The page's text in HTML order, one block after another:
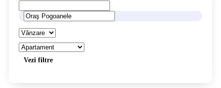
Vezi filtre